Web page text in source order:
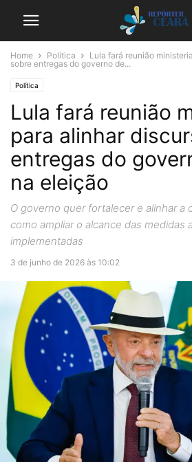
Home Política
Lula fará reunião
sobre entregas do governo de...
Política
Lula fará reunião
para alinhar
entregas do
na eleição
O governo quer fortalecer e alinhar a
como ampliar o alcance das medidas
implementadas
3 de junho de 2026 às 10:02